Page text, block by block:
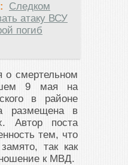
Следком
атаку ВСУ
погиб
о смертельном
9 мая на
в районе
размещена в
Автор поста
тем, что
так как
к МВД.